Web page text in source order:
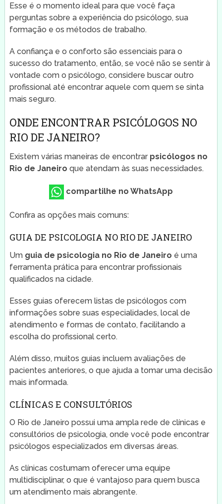
Esse é o momento ideal para que você faça
perguntas sobre a experiência do psicólogo, sua
formação e os métodos de trabalho.
A confiança e o conforto são essenciais para o
sucesso do tratamento, então, se você não se sentir à
vontade com o psicólogo, considere buscar outro
profissional até encontrar aquele com quem se sinta
mais seguro.
ONDE ENCONTRAR PSICÓLOGOS NO
RIO DE JANEIRO?
Existem várias maneiras de encontrar psicólogos no
Rio de Janeiro que atendam às suas necessidades.
compartilhe no WhatsApp
Confira as opções mais comuns:
GUIA DE PSICOLOGIA NO RIO DE JANEIRO
Um guia de psicologia no Rio de Janeiro é uma
ferramenta prática para encontrar profissionais
qualificados na cidade.
Esses guias oferecem listas de psicólogos com
informações sobre suas especialidades, local de
atendimento e formas de contato, facilitando a
escolha do profissional certo.
Além disso, muitos guias incluem avaliações de
pacientes anteriores, o que ajuda a tomar uma decisão
mais informada.
CLÍNICAS E CONSULTÓRIOS
O Rio de Janeiro possui uma ampla rede de clínicas e
consultórios de psicologia, onde você pode encontrar
psicólogos especializados em diversas áreas.
As clínicas costumam oferecer uma equipe
multidisciplinar, o que é vantajoso para quem busca
um atendimento mais abrangente.